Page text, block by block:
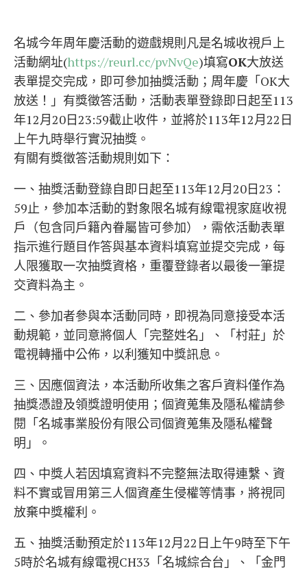
名城今年周年慶活動的遊戲規則凡是名城收視戶上
活動網址(https://reurl.cc/pvNvQe)填寫OK大放送
表單提交完成，即可參加抽獎活動；周年慶「OK大
放送！」有獎徵答活動，活動表單登錄即日起至113
年12月20日23:59截止收件，並將於113年12月22日
上午九時舉行實況抽獎。
有關有獎徵答活動規則如下：
一、抽獎活動登錄自即日起至113年12月20日23：
59止，參加本活動的對象限名城有線電視家庭收視
戶（包含同戶籍內眷屬皆可參加），需依活動表單
指示進行題目作答與基本資料填寫並提交完成，每
人限獲取一次抽獎資格，重覆登錄者以最後一筆提
交資料為主。
二、參加者參與本活動同時，即視為同意接受本活
動規範，並同意將個人「完整姓名」、「村莊」於
電視轉播中公佈，以利獲知中獎訊息。
三、因應個資法，本活動所收集之客戶資料僅作為
抽獎憑證及領獎證明使用；個資蒐集及隱私權請參
閱「名城事業股份有限公司個資蒐集及隱私權聲
明」。
四、中獎人若因填寫資料不完整無法取得連繫、資
料不實或冒用第三人個資產生侵權等情事，將視同
放棄中獎權利。
五、抽獎活動預定於113年12月22日上午9時至下午
5時於名城有線電視CH33「名城綜合台」、「金門